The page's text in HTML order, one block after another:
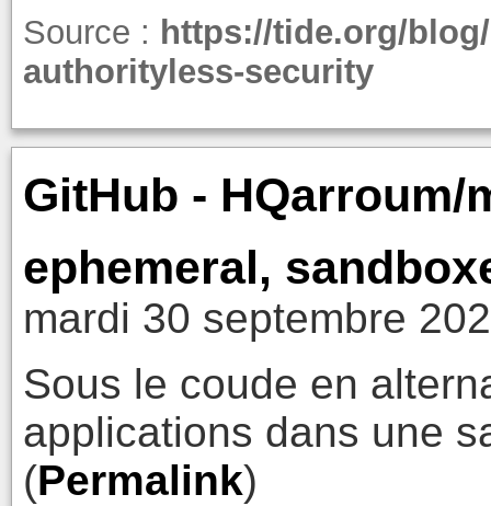
Source : https://tide.org/
authorityless-security
GitHub -
ephemeral,
mardi 30 septembre
Sous le coude en
applications dans une
(Permalink)